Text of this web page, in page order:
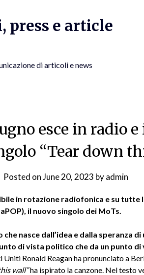
press e article
di articoli e news
esce in radio
“Tear down
Posted onJune 20, 2023 byadmin
in rotazione radiofonica e su
il nuovo singolo dei MoTs.
che nasce dall’idea e dalla speranza
di vista politico che da un punto
Uniti Ronald Reagan ha pronunciato a
wall”ha ispirato la canzone. Nel testo